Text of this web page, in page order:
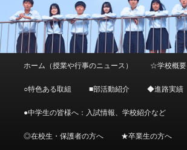
メ
イ
ン
コ
ホーム（授業や行事のニュース） ☆学校概要
○特色ある取組 ■部活動紹介 ◆進路実績
●中学生の皆様へ：入試情報、学校紹介など
◎在校生・保護者の方へ ★卒業生の方へ